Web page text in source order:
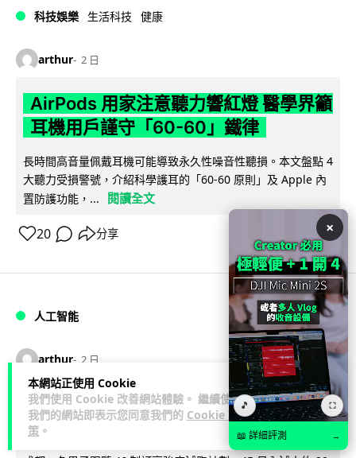
本網站正使用 Cookie
我們使用 Cookie 改善網站體驗。 繼續使用
我們的網站即表示您同意我們的 Cookie 政
策 。
科技娛樂 生活科技 健康
arthur 2 日
AirPods 用家注意聽力響紅燈 醫學界籲
耳機用戶謹守「60-60」鐵律
長時間高音量佩戴耳機可能導致永久性噪音性聽損。本文盤點 4
大聽力受損警號，介紹科學護耳的「60-60 原則」及 Apple 內
置防護功能，...
閱讀全文
20 分享
人工智能
arthur 2 日
AI 減肥餐單配合高強度操練 成都男
45 日減 20 公斤後多器官衰竭
×
🎵 ⛶
📖 詳細評測 →